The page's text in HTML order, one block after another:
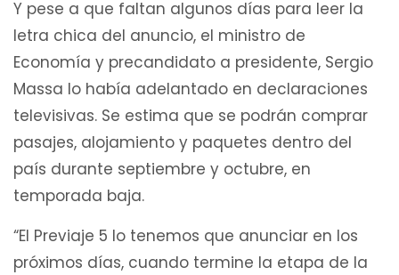
Y pese a que faltan algunos días para leer la
letra chica del anuncio, el ministro de
Economía y precandidato a presidente, Sergio
Massa lo había adelantado en declaraciones
televisivas. Se estima que se podrán comprar
pasajes, alojamiento y paquetes dentro del
país durante septiembre y octubre, en
temporada baja.
“El Previaje 5 lo tenemos que anunciar en los
próximos días, cuando termine la etapa de la